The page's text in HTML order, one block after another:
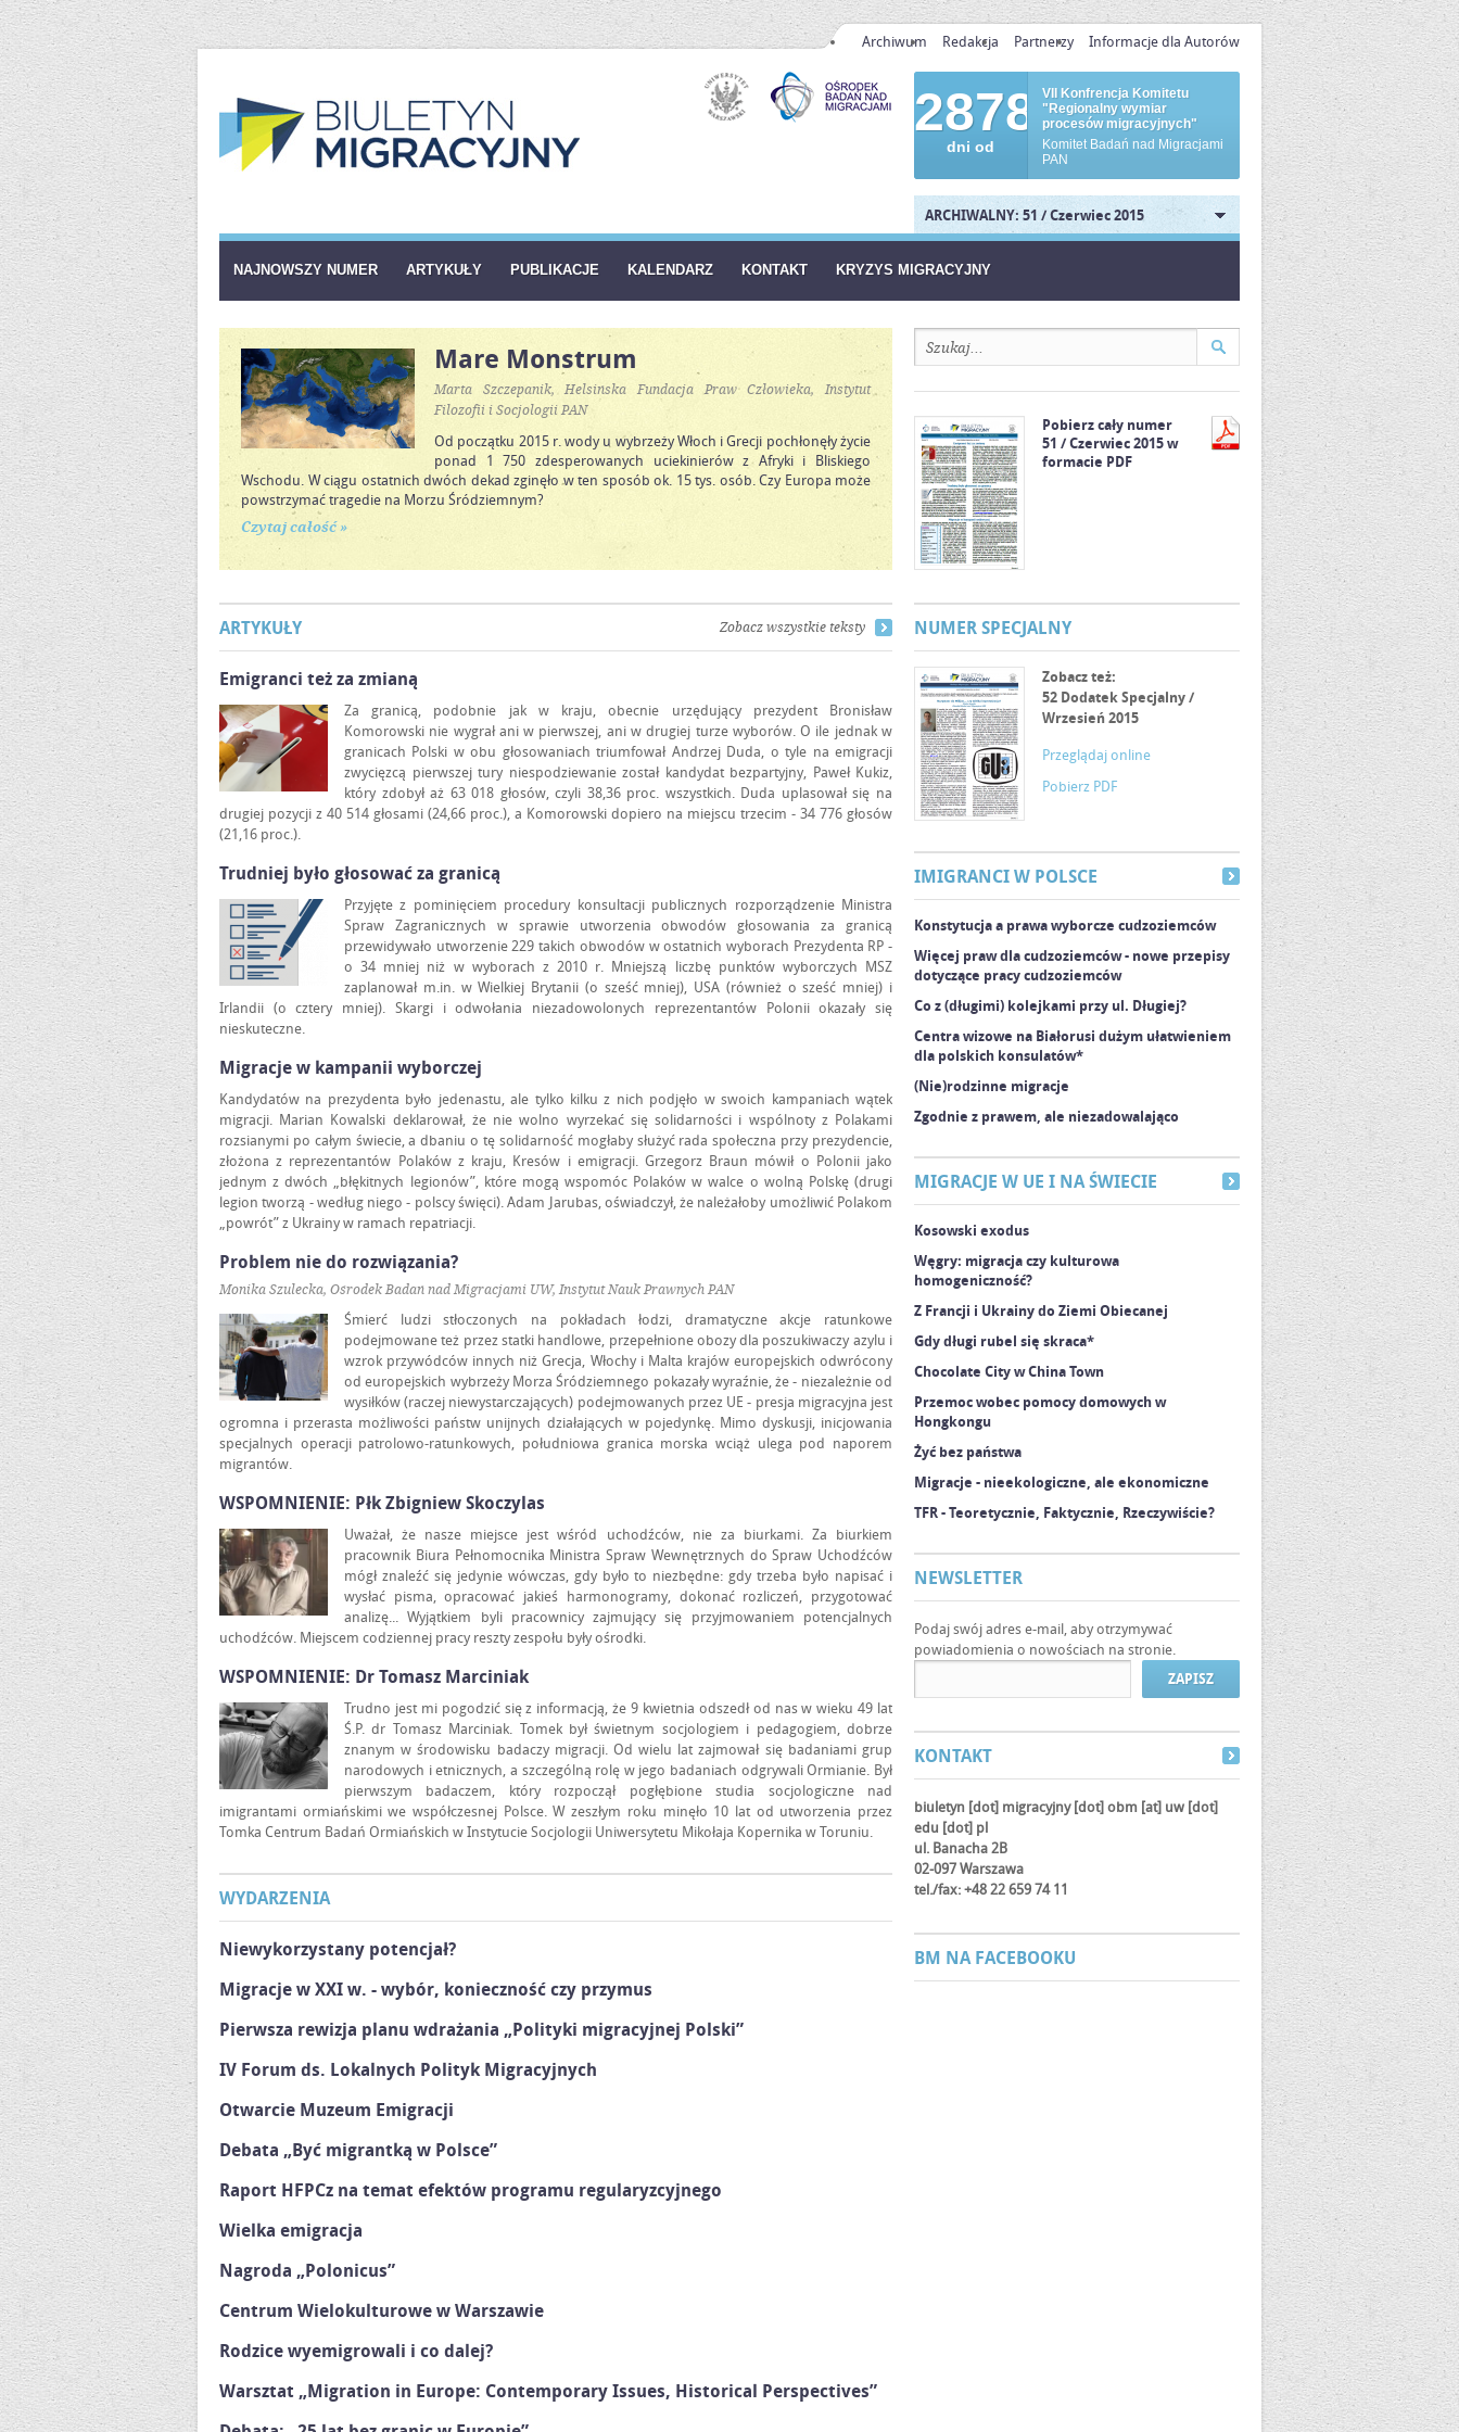
Archiwum Redakcja Partnerzy Informacje dla Autorów
2878
dni od
VII Konfrencja Komitetu
"Regionalny wymiar
procesów migracyjnych"
Komitet Badań nad Migracjami
PAN
ARCHIWALNY: 51 / Czerwiec 2015
NAJNOWSZY NUMER ARTYKUŁY PUBLIKACJE KALENDARZ KONTAKT KRYZYS MIGRACYJNY
Mare Monstrum
Marta Szczepanik, Helsińska Fundacja Praw Człowieka, Instytut
Filozofii i Socjologii PAN
Od początku 2015 r. wody u wybrzeży Włoch i Grecji pochłonęły życie
ponad 1 750 zdesperowanych uciekinierów z Afryki i Bliskiego
Wschodu. W ciągu ostatnich dwóch dekad zginęło w ten sposób ok. 15 tys. osób. Czy Europa może
powstrzymać tragedie na Morzu Śródziemnym?
Czytaj całość »
ARTYKUŁY Zobacz wszystkie teksty
Emigranci też za zmianą
Za granicą, podobnie jak w kraju, obecnie urzędujący prezydent Bronisław
Komorowski nie wygrał ani w pierwszej, ani w drugiej turze wyborów. O ile jednak w
granicach Polski w obu głosowaniach triumfował Andrzej Duda, o tyle na emigracji
zwycięzcą pierwszej tury niespodziewanie został kandydat bezpartyjny, Paweł Kukiz,
który zdobył aż 63 018 głosów, czyli 38,36 proc. wszystkich. Duda uplasował się na
drugiej pozycji z 40 514 głosami (24,66 proc.), a Komorowski dopiero na miejscu trzecim - 34 776 głosów
(21,16 proc.).
Trudniej było głosować za granicą
Przyjęte z pominięciem procedury konsultacji publicznych rozporządzenie Ministra
Spraw Zagranicznych w sprawie utworzenia obwodów głosowania za granicą
przewidywało utworzenie 229 takich obwodów w ostatnich wyborach Prezydenta RP -
o 34 mniej niż w wyborach z 2010 r. Mniejszą liczbę punktów wyborczych MSZ
zaplanował m.in. w Wielkiej Brytanii (o sześć mniej), USA (również o sześć mniej) i
Irlandii (o cztery mniej). Skargi i odwołania niezadowolonych reprezentantów Polonii okazały się
nieskuteczne.
Migracje w kampanii wyborczej
Kandydatów na prezydenta było jedenastu, ale tylko kilku z nich podjęło w swoich kampaniach wątek
migracji. Marian Kowalski deklarował, że nie wolno wyrzekać się solidarności i wspólnoty z Polakami
rozsianymi po całym świecie, a dbaniu o tę solidarność mogłaby służyć rada społeczna przy prezydencie,
złożona z reprezentantów Polaków z kraju, Kresów i emigracji. Grzegorz Braun mówił o Polonii jako
jednym z dwóch „błękitnych legionów”, które mogą wspomóc Polaków w walce o wolną Polskę (drugi
legion tworzą - według niego - polscy święci). Adam Jarubas, oświadczył, że należałoby umożliwić Polakom
„powrót” z Ukrainy w ramach repatriacji.
Problem nie do rozwiązania?
Monika Szulecka, Ośrodek Badań nad Migracjami UW, Instytut Nauk Prawnych PAN
Śmierć ludzi stłoczonych na pokładach łodzi, dramatyczne akcje ratunkowe
podejmowane też przez statki handlowe, przepełnione obozy dla poszukiwaczy azylu i
wzrok przywódców innych niż Grecja, Włochy i Malta krajów europejskich odwrócony
od europejskich wybrzeży Morza Śródziemnego pokazały wyraźnie, że - niezależnie od
wysiłków (raczej niewystarczających) podejmowanych przez UE - presja migracyjna jest
ogromna i przerasta możliwości państw unijnych działających w pojedynkę. Mimo dyskusji, inicjowania
specjalnych operacji patrolowo-ratunkowych, południowa granica morska wciąż ulega pod naporem
migrantów.
WSPOMNIENIE: Płk Zbigniew Skoczylas
Uważał, że nasze miejsce jest wśród uchodźców, nie za biurkami. Za biurkiem
pracownik Biura Pełnomocnika Ministra Spraw Wewnętrznych do Spraw Uchodźców
mógł znaleźć się jedynie wówczas, gdy było to niezbędne: gdy trzeba było napisać i
wysłać pisma, opracować jakieś harmonogramy, dokonać rozliczeń, przygotować
analizę... Wyjątkiem byli pracownicy zajmujący się przyjmowaniem potencjalnych
uchodźców. Miejscem codziennej pracy reszty zespołu były ośrodki.
WSPOMNIENIE: Dr Tomasz Marciniak
Trudno jest mi pogodzić się z informacją, że 9 kwietnia odszedł od nas w wieku 49 lat
Ś.P. dr Tomasz Marciniak. Tomek był świetnym socjologiem i pedagogiem, dobrze
znanym w środowisku badaczy migracji. Od wielu lat zajmował się badaniami grup
narodowych i etnicznych, a szczególną rolę w jego badaniach odgrywali Ormianie. Był
pierwszym badaczem, który rozpoczął pogłębione studia socjologiczne nad
imigrantami ormiańskimi we współczesnej Polsce. W zeszłym roku minęło 10 lat od utworzenia przez
Tomka Centrum Badań Ormiańskich w Instytucie Socjologii Uniwersytetu Mikołaja Kopernika w Toruniu.
WYDARZENIA
Niewykorzystany potencjał?
Migracje w XXI w. - wybór, konieczność czy przymus
Pierwsza rewizja planu wdrażania „Polityki migracyjnej Polski”
IV Forum ds. Lokalnych Polityk Migracyjnych
Otwarcie Muzeum Emigracji
Debata „Być migrantką w Polsce”
Raport HFPCz na temat efektów programu regularyzcyjnego
Wielka emigracja
Nagroda „Polonicus”
Centrum Wielokulturowe w Warszawie
Rodzice wyemigrowali i co dalej?
Warsztat „Migration in Europe: Contemporary Issues, Historical Perspectives”
Pobierz cały numer
51 / Czerwiec 2015 w
formacie PDF
NUMER SPECJALNY
Zobacz też:
52 Dodatek Specjalny /
Wrzesień 2015
Przeglądaj online
Pobierz PDF
IMIGRANCI W POLSCE
Konstytucja a prawa wyborcze cudzoziemców
Więcej praw dla cudzoziemców - nowe przepisy
dotyczące pracy cudzoziemców
Co z (długimi) kolejkami przy ul. Długiej?
Centra wizowe na Białorusi dużym ułatwieniem
dla polskich konsulatów*
(Nie)rodzinne migracje
Zgodnie z prawem, ale niezadowalająco
MIGRACJE W UE I NA ŚWIECIE
Kosowski exodus
Węgry: migracja czy kulturowa
homogeniczność?
Z Francji i Ukrainy do Ziemi Obiecanej
Gdy długi rubel się skraca*
Chocolate City w China Town
Przemoc wobec pomocy domowych w
Hongkongu
Żyć bez państwa
Migracje - nieekologiczne, ale ekonomiczne
TFR - Teoretycznie, Faktycznie, Rzeczywiście?
NEWSLETTER
Podaj swój adres e-mail, aby otrzymywać
powiadomienia o nowościach na stronie.
KONTAKT
biuletyn [dot] migracyjny [dot] obm [at] uw [dot]
edu [dot] pl
ul. Banacha 2B
02-097 Warszawa
tel./fax: +48 22 659 74 11
BM NA FACEBOOKU